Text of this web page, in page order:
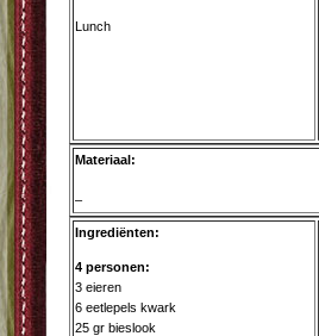
Lunch
Materiaal:
–
Ingrediënten:
4 personen:
3 eieren
6 eetlepels kwark
25 gr bieslook